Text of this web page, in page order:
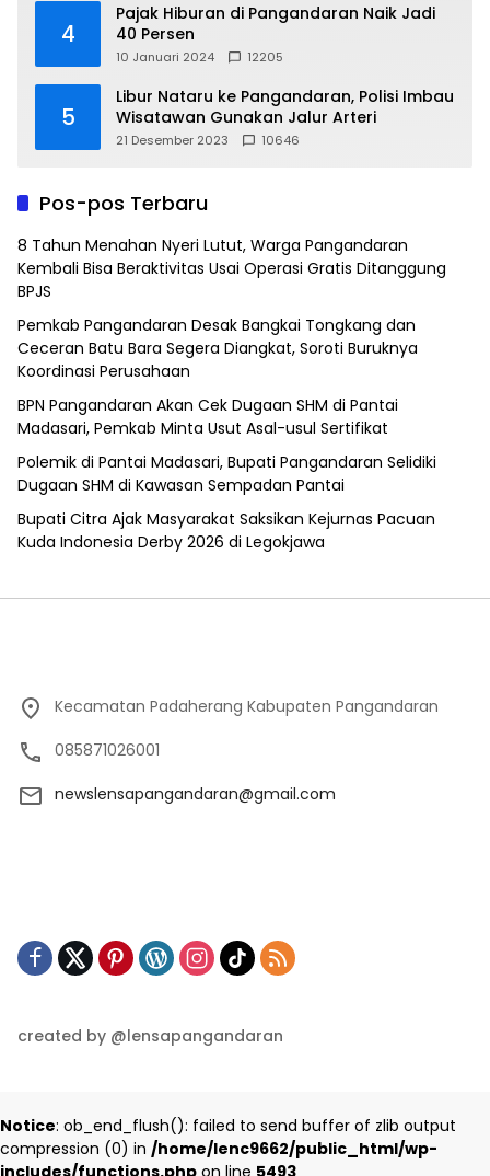
4
Pajak Hiburan di Pangandaran Naik Jadi
40 Persen
10 Januari 2024 12205
5
Libur Nataru ke Pangandaran, Polisi Imbau
Wisatawan Gunakan Jalur Arteri
21 Desember 2023 10646
Pos-pos Terbaru
8 Tahun Menahan Nyeri Lutut, Warga Pangandaran
Kembali Bisa Beraktivitas Usai Operasi Gratis Ditanggung
BPJS
Pemkab Pangandaran Desak Bangkai Tongkang dan
Ceceran Batu Bara Segera Diangkat, Soroti Buruknya
Koordinasi Perusahaan
BPN Pangandaran Akan Cek Dugaan SHM di Pantai
Madasari, Pemkab Minta Usut Asal-usul Sertifikat
Polemik di Pantai Madasari, Bupati Pangandaran Selidiki
Dugaan SHM di Kawasan Sempadan Pantai
Bupati Citra Ajak Masyarakat Saksikan Kejurnas Pacuan
Kuda Indonesia Derby 2026 di Legokjawa
Kecamatan Padaherang Kabupaten Pangandaran
085871026001
newslensapangandaran@gmail.com
created by @lensapangandaran
Notice: ob_end_flush(): failed to send buffer of zlib output
compression (0) in /home/lenc9662/public_html/wp-
includes/functions.php on line 5493